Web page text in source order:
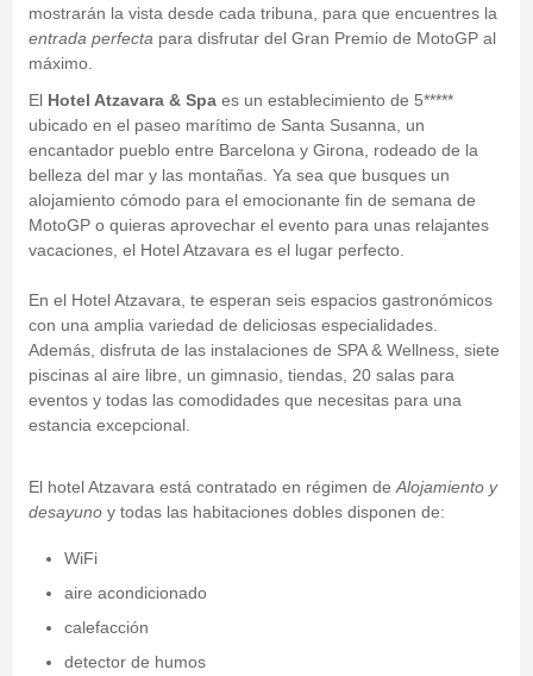
mostrarán la vista desde cada tribuna, para que encuentres la
entrada perfectapara disfrutar del Gran Premio de MotoGP al
máximo.
El Hotel Atzavara & Spaes un establecimiento de 5*****
ubicado en el paseo marítimo de Santa Susanna, un
encantador pueblo entre Barcelona y Girona, rodeado de la
belleza del mar y las montañas. Ya sea que busques un
alojamiento cómodo para el emocionante fin de semana de
MotoGP o quieras aprovechar el evento para unas relajantes
vacaciones, el Hotel Atzavara es el lugar perfecto.
En el Hotel Atzavara, te esperan seis espacios gastronómicos
con una amplia variedad de deliciosas especialidades.
Además, disfruta de las instalaciones de SPA & Wellness, siete
piscinas al aire libre, un gimnasio, tiendas, 20 salas para
eventos y todas las comodidades que necesitas para una
estancia excepcional.
El hotel Atzavara está contratado en régimen deAlojamiento y
desayunoy todas las habitaciones dobles disponen de:
WiFi
aire acondicionado
calefacción
detector de humos